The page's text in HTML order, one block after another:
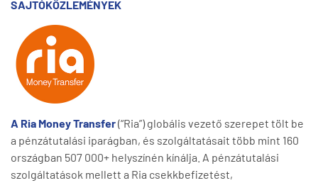
SAJTÓKÖZLEMÉNYEK
A Ria Money Transfer(“Ria”) globális vezető szerepet tölt be
a pénzátutalási iparágban, és szolgáltatásait több mint 160
országban 507 000+ helyszínén kínálja. A pénzátutalási
szolgáltatások mellett a Ria csekkbefizetést,